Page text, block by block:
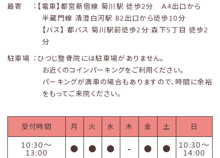
最寄
：【電車】都営新宿線 菊川駅 徒歩2分 Ａ4出口から
半蔵門線 清澄白河駅 B2出口から徒歩10分
【バス】 都バス 菊川駅前徒歩2分 森下5丁目 徒歩2
分
駐車場 ：ひつじ整骨院には駐車場がありません。
お近くのコインパーキングをご利用ください。
パーキングが満車の場合もありますので、時間に余裕
をもってご来院ください。
受付時間 月 火 水 木 金 土 日
10:30〜
13:00 ● ● ● - ● ● 10:30〜
14:00